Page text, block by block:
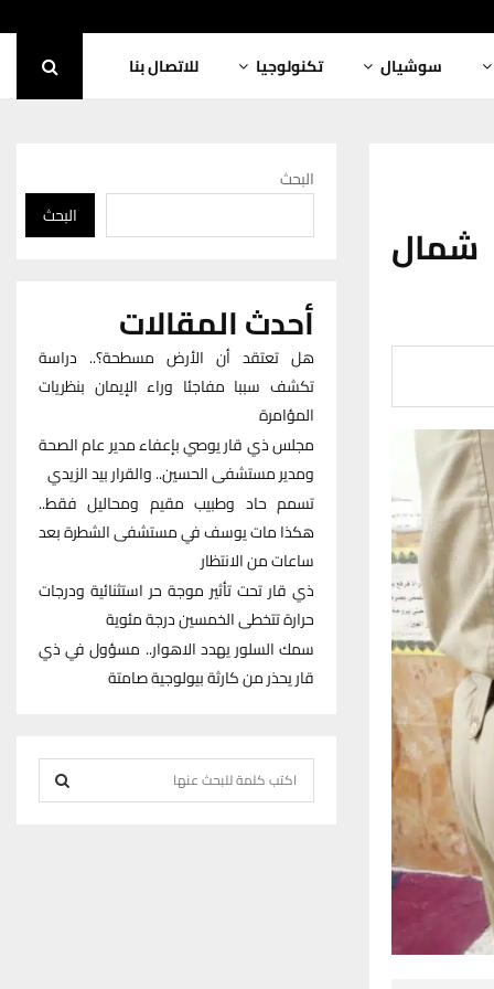
سوشيال تكنولوجيا للاتصال بنا
شمال
البحث
البحث
أحدث المقالات
هل تعتقد أن الأرض مسطحة؟.. دراسة
تكشف سببا مفاجئا وراء الإيمان بنظريات
المؤامرة
مجلس ذي قار يوصي بإعفاء مدير عام الصحة
ومدير مستشفى الحسين.. والقرار بيد الزيدي
تسمم حاد وطبيب مقيم ومحاليل فقط..
هكذا مات يوسف في مستشفى الشطرة بعد
ساعات من الانتظار
ذي قار تحت تأثير موجة حر استثنائية ودرجات
حرارة تتخطى الخمسين درجة مئوية
سمك السلور يهدد الاهوار.. مسؤول في ذي
قار يحذر من كارثة بيولوجية صامتة
e